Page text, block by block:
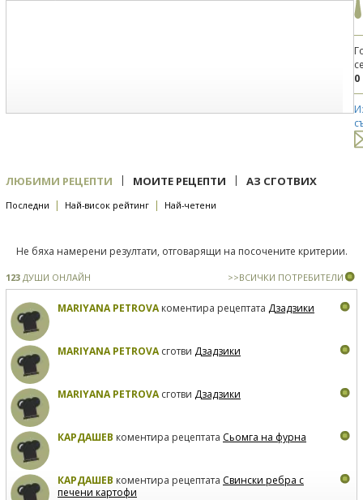
0
ЛЮБИМИ РЕЦЕПТИ | МОИТЕ РЕЦЕПТИ | АЗ СГОТВИХ
Последни | Най-висок рейтинг | Най-четени
Не бяха намерени резултати, отговарящи на посочените критерии.
123 ДУШИ ОНЛАЙН >>ВСИЧКИ ПОТРЕБИТЕЛИ
MARIYANA PETROVAкоментира рецептата Дзадзики
MARIYANA PETROVAсготви Дзадзики
MARIYANA PETROVAсготви Дзадзики
КАРДАШЕВ коментира рецептата Сьомга на фурна
КАРДАШЕВ коментира рецептата Свински ребра с
печени картофи